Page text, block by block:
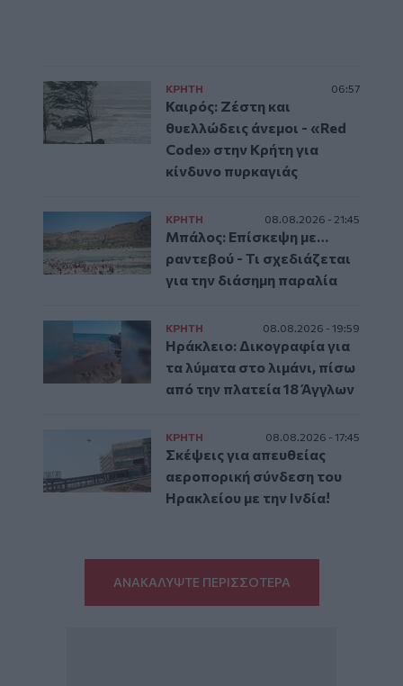
ΚΡΗΤΗ 06:57
Καιρός: Ζέστη και
θυελλώδεις άνεμοι - «Red
Code» στην Κρήτη για
κίνδυνο πυρκαγιάς
ΚΡΗΤΗ 08.08.2026 - 21:45
Μπάλος: Επίσκεψη με…
ραντεβού - Τι σχεδιάζεται
για την διάσημη παραλία
ΚΡΗΤΗ 08.08.2026 - 19:59
Ηράκλειο: Δικογραφία για
τα λύματα στο λιμάνι, πίσω
από την πλατεία 18 Άγγλων
ΚΡΗΤΗ 08.08.2026 - 17:45
Σκέψεις για απευθείας
αεροπορική σύνδεση του
Ηρακλείου με την Ινδία!
ΑΝΑΚΑΛΥΨΤΕ ΠΕΡΙΣΣΟΤΕΡΑ